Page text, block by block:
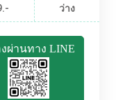
ว่าง
ผ่านทาง LINE